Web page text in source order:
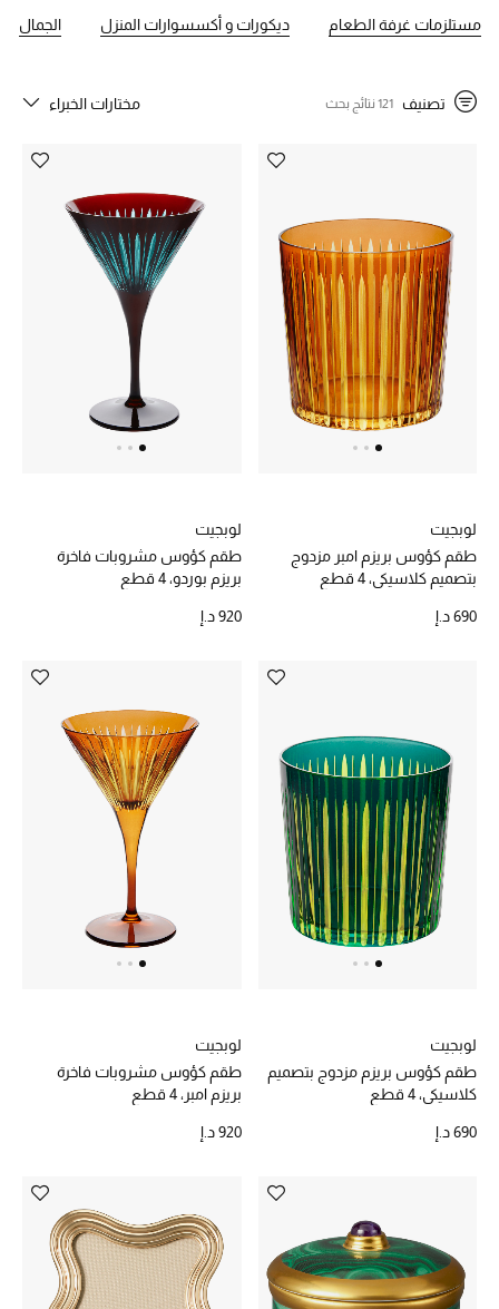
تسوقوا الآن
ما وصلنا حديثاً
الموسم الجديد
النساء
الحقائب النسائية
الجمال
الأطفال
جديد لدينا
نسوقوا أحدث ما وصلنا
النساء
خصومات
ما وصلنا حديثاً
حصريًا عبر الإنترنت
والرقيّ.
مستلزمات غرفة الطعام ديكورات و أكسسوارات المنزل الجمال
تصنيف 121 نتائج بحث مختارات الخبراء
لوبجيت
طقم كؤوس بريزم امبر مزدوج
بتصميم كلاسيكي، 4 قطع
690 د.إ
لوبجيت
طقم كؤوس مشروبات فاخرة
بريزم بوردو، 4 قطع
920 د.إ
لوبجيت
طقم كؤوس بريزم مزدوج بتصميم
كلاسيكي، 4 قطع
690 د.إ
لوبجيت
طقم كؤوس مشروبات فاخرة
بريزم امبر، 4 قطع
920 د.إ